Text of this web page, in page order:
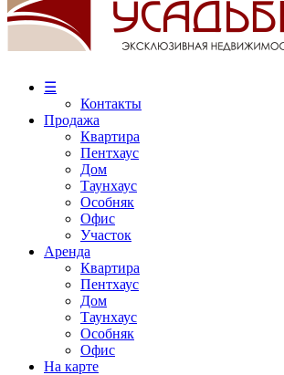
☰
Контакты
Продажа
Квартира
Пентхаус
Дом
Таунхаус
Особняк
Офис
Участок
Аренда
Квартира
Пентхаус
Дом
Таунхаус
Особняк
Офис
На карте